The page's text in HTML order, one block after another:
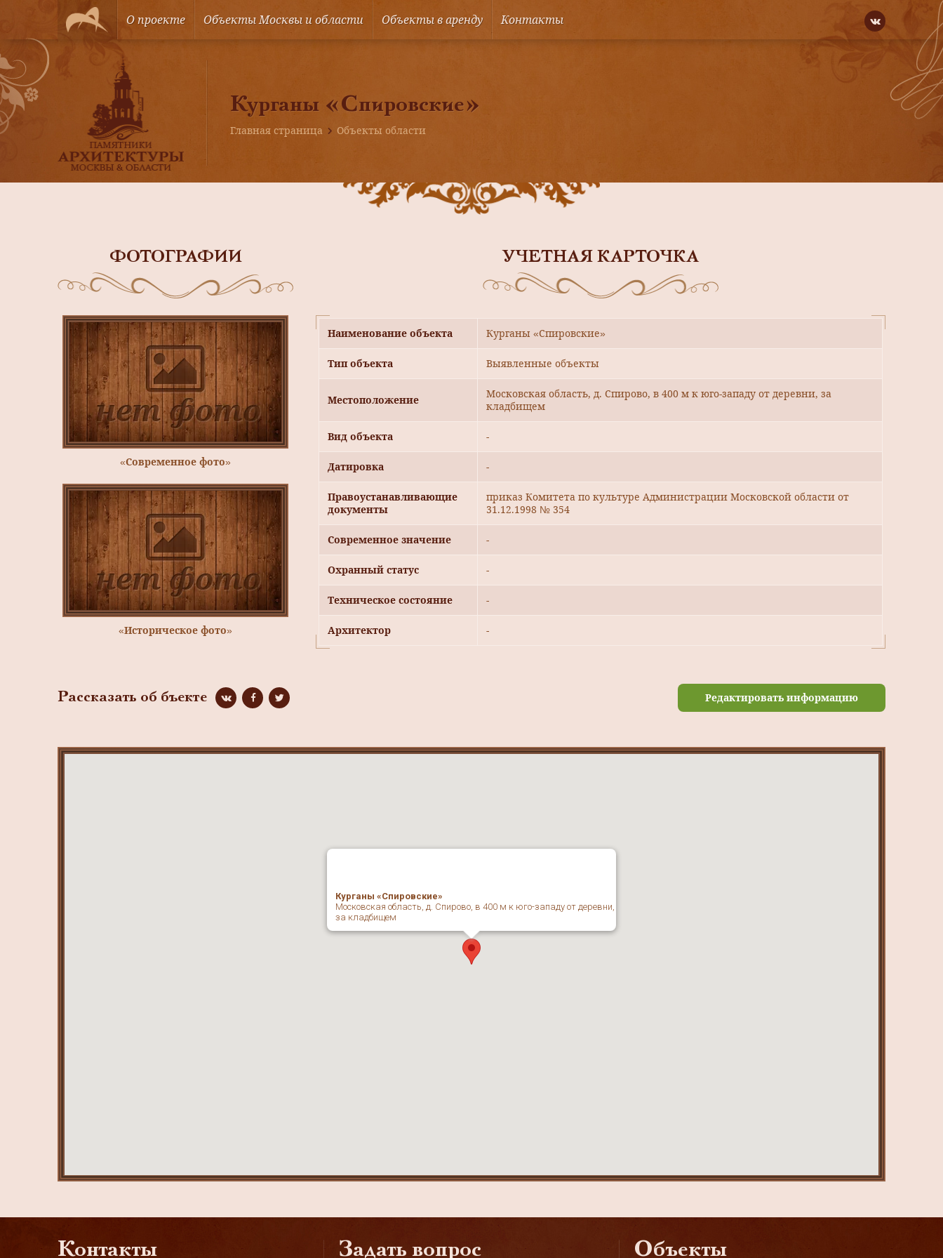
О проекте Объекты Москвы и области Объекты в аренду Контакты
Курганы «Спировские»
Главная страница Объекты области
ФОТОГРАФИИ
«Современное фото»
«Историческое фото»
УЧЕТНАЯ КАРТОЧКА
Наименование объекта Курганы «Спировские»
Тип объекта Выявленные объекты
Местоположение
Московская область, д. Спирово, в 400 м к юго-западу от деревни, за
кладбищем
Вид объекта -
Датировка -
Правоустанавливающие
документы
приказ Комитета по культуре Администрации Московской области от
31.12.1998 № 354
Современное значение -
Охранный статус -
Техническое состояние -
Архитектор -
Рассказать об бъекте Редактировать информацию
Курганы «Спировские»
Московская область, д. Спирово, в 400 м к юго-западу от деревни,
за кладбищем
Контакты Задать вопрос Объекты